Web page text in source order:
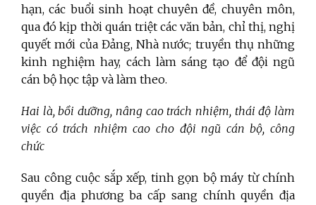
hạn, các buổi sinh hoạt chuyên đề, chuyên môn,
qua đó kịp thời quán triệt các văn bản, chỉ thị, nghị
quyết mới của Đảng, Nhà nước; truyền thụ những
kinh nghiệm hay, cách làm sáng tạo để đội ngũ
cán bộ học tập và làm theo.
Hai là, bồi dưỡng, nâng cao trách nhiệm, thái độ làm
việc có trách nhiệm cao cho đội ngũ cán bộ, công
chức
Sau công cuộc sắp xếp, tinh gọn bộ máy từ chính
quyền địa phương ba cấp sang chính quyền địa